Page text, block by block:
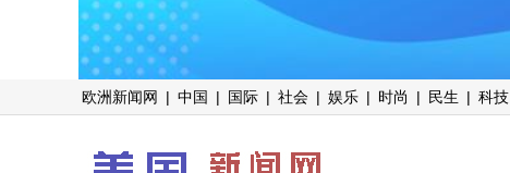
欧洲新闻网 | 中国 | 国际 | 社会 | 娱乐 | 时尚 | 民生 | 科技